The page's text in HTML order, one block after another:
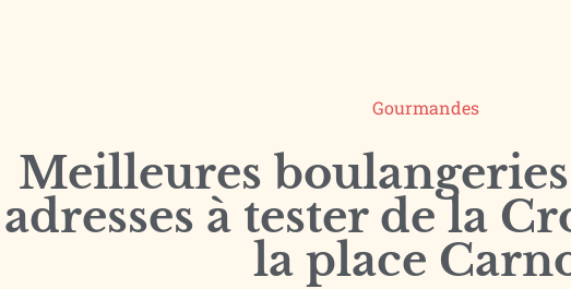
Gourmandes
Meilleures
adresses à tester de la
la place